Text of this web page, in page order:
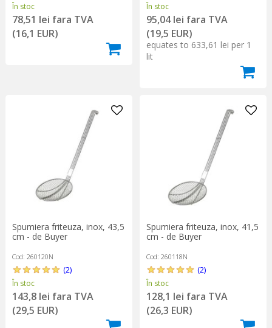
În stoc
78,51 lei fara TVA
(16,1 EUR)
În stoc
95,04 lei fara TVA
(19,5 EUR)
equates to 633,61 lei per 1
lit
Spumiera friteuza, inox, 43,5
cm - de Buyer
Cod: 260120N
(2)
În stoc
143,8 lei fara TVA
(29,5 EUR)
Spumiera friteuza, inox, 41,5
cm - de Buyer
Cod: 260118N
(2)
În stoc
128,1 lei fara TVA
(26,3 EUR)